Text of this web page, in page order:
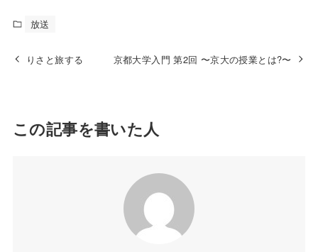
放送
りさと旅する 京都大学入門 第2回 〜京大の授業とは?〜
この記事を書いた人